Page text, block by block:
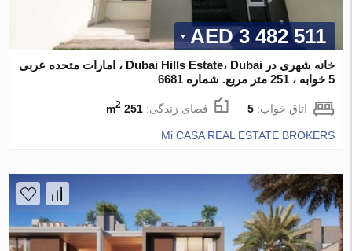
3 482 511 AED
خانه شهری در Dubai Hills Estate، Dubai ، امارات متحده عربی
5 خوابه ، 251 متر مربع. شماره 6681
اتاق خواب:5 فضای زندگی:251 m
2
Mi CASA REAL ESTATE BROKERS